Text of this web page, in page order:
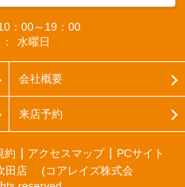
：00～19：00
水曜日
会社概要
来店予約
約 アクセスマップ
PCサイト
田店 (コアレイズ株式会